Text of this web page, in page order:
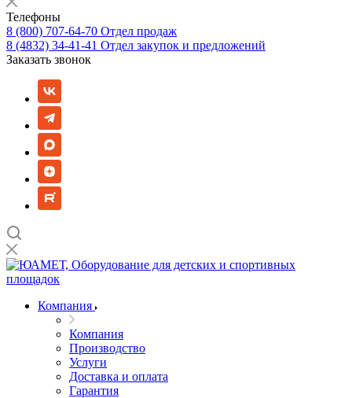
Телефоны
8 (800) 707-64-70 Отдел продаж
8 (4832) 34-41-41 Отдел закупок и предложений
Заказать звонок
Компания
Компания
Производство
Услуги
Доставка и оплата
Гарантия